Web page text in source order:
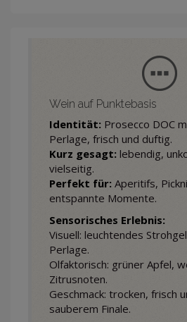
Wein auf Punktebasis
Identität: Prosecco DOC
Perlage, frisch und duftig.
Kurz gesagt: lebendig,
vielseitig.
Perfekt für: Aperitifs,
entspannte Momente.
Sensorisches Erlebnis:
Visuell: leuchtendes
Perlage.
Olfaktorisch: grüner Apfel,
Zitrusnoten.
Geschmack: trocken, frisch
sauberem Finale.